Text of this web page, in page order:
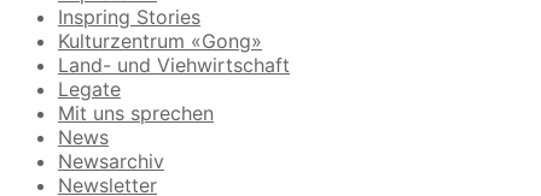
Inspring Stories
Kulturzentrum «Gong»
Land- und Viehwirtschaft
Legate
Mit uns sprechen
News
Newsarchiv
Newsletter